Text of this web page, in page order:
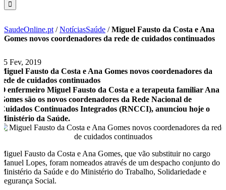
SaudeOnline.pt /NotíciasSaúde /Miguel Fausto da Costa e Ana
Gomes novos coordenadores da rede de cuidados continuados
15 Fev, 2019
Miguel Fausto da Costa e Ana Gomes novos coordenadores da
rede de cuidados continuados
O enfermeiro Miguel Fausto da Costa e a terapeuta familiar Ana
Gomes são os novos coordenadores da Rede Nacional de
Cuidados Continuados Integrados (RNCCI), anunciou hoje o
Ministério da Saúde.
Miguel Fausto da Costa e Ana Gomes, que vão substituir no cargo
Manuel Lopes, foram nomeados através de um despacho conjunto do
Ministério da Saúde e do Ministério do Trabalho, Solidariedade e
Segurança Social.